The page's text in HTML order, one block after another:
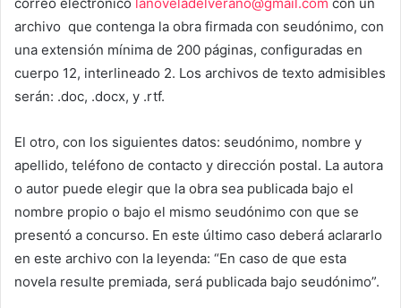
archivo que contenga la obra firmada con seudónimo, con
una extensión mínima de 200 páginas, configuradas en
cuerpo 12, interlineado 2. Los archivos de texto admisibles
serán: .doc, .docx, y .rtf.
El otro, con los siguientes datos: seudónimo, nombre y
apellido, teléfono de contacto y dirección postal. La autora
o autor puede elegir que la obra sea publicada bajo el
nombre propio o bajo el mismo seudónimo con que se
presentó a concurso. En este último caso deberá aclararlo
en este archivo con la leyenda: “En caso de que esta
novela resulte premiada, será publicada bajo seudónimo”.